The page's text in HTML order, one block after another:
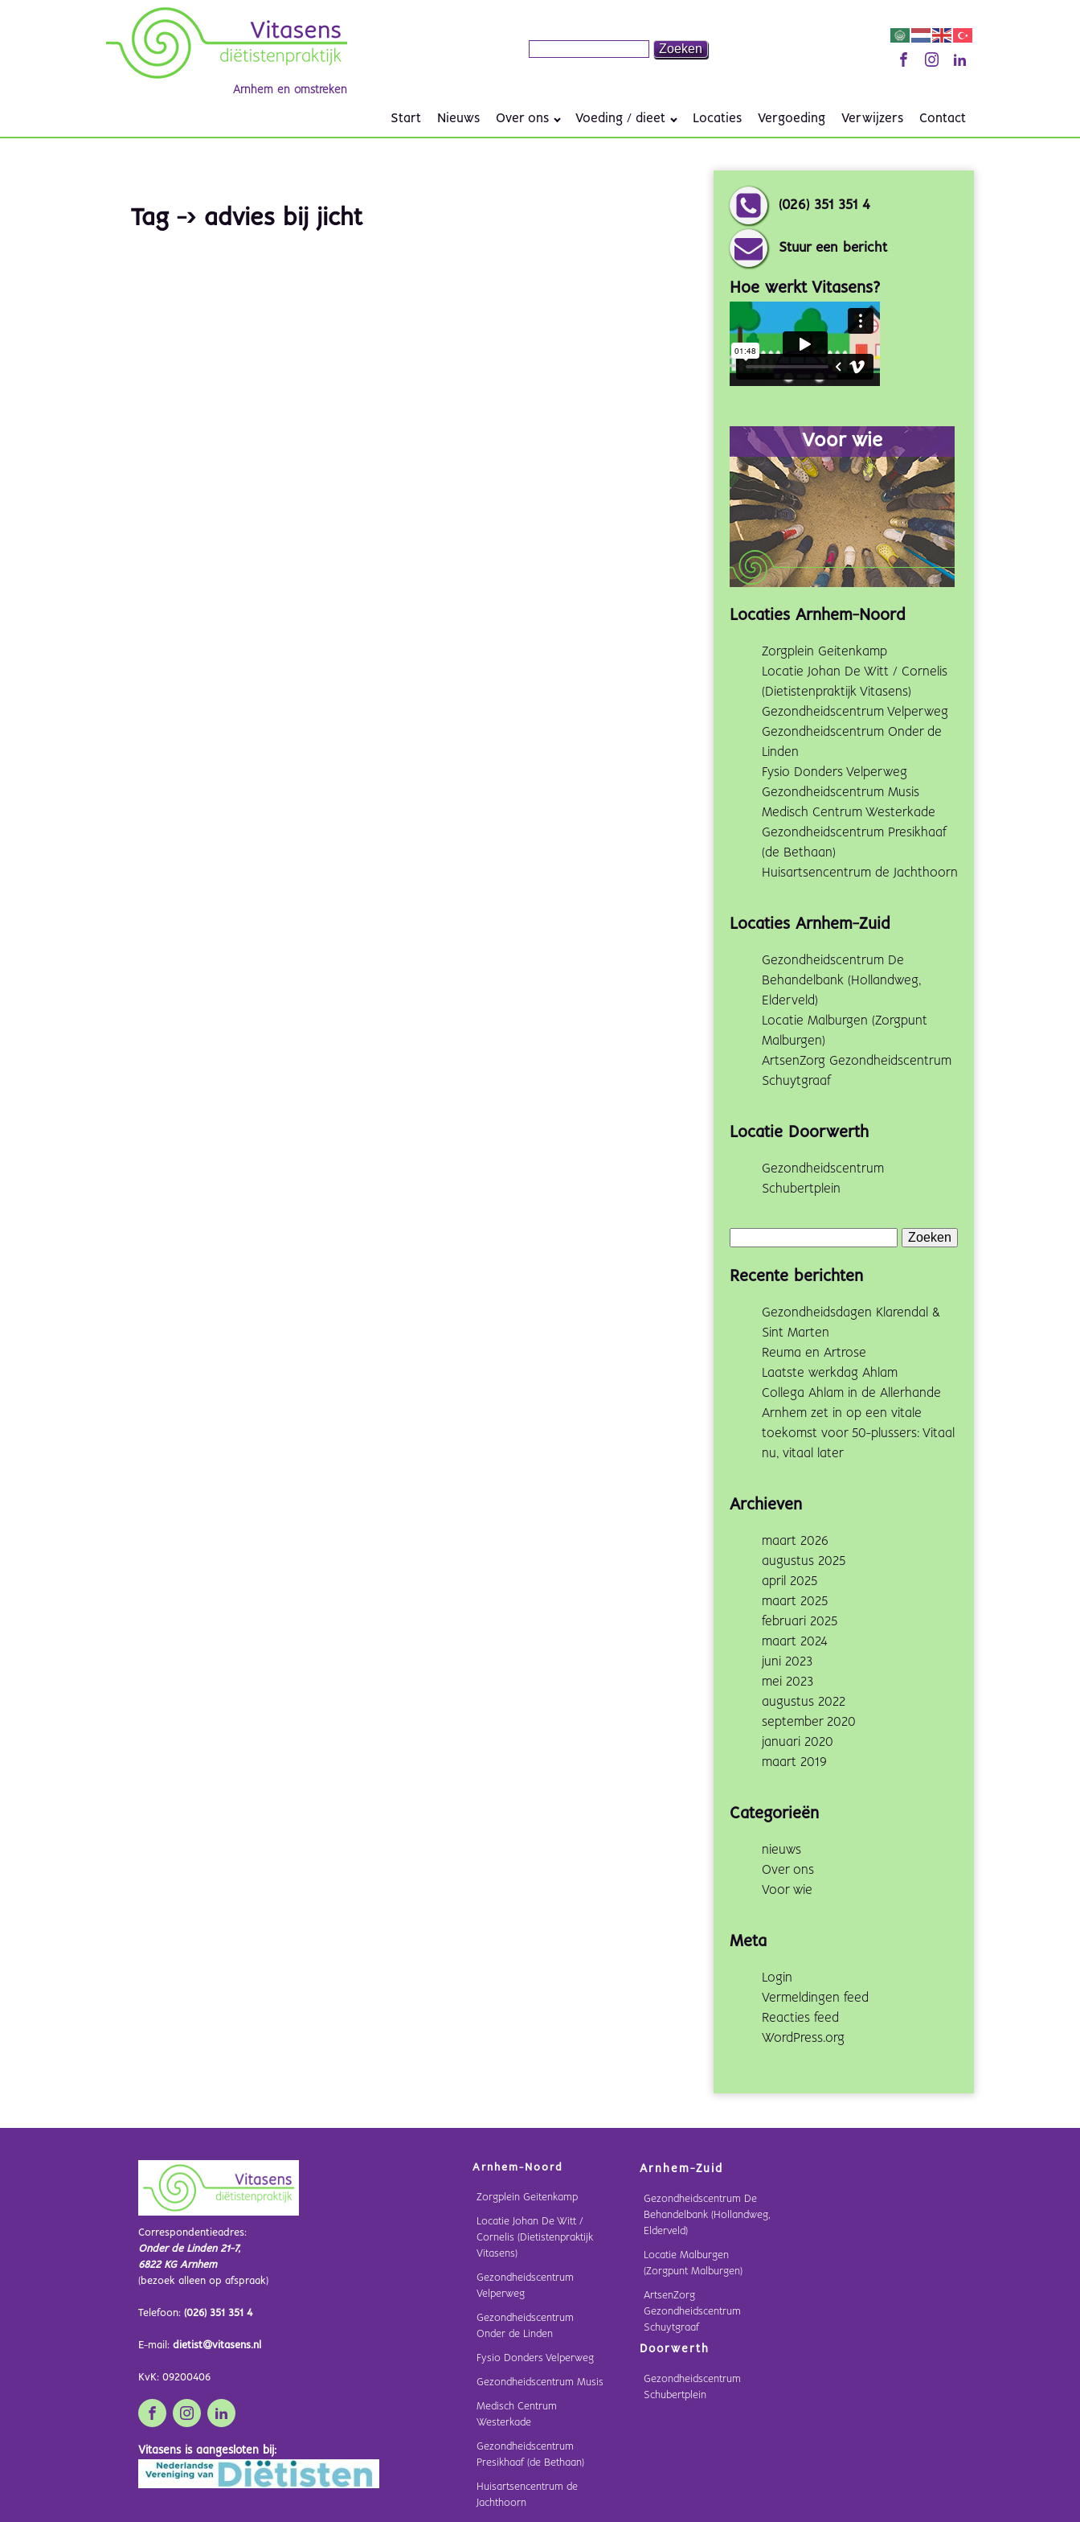
Arnhem en omstreken
Start Nieuws Over ons Voeding / dieet Locaties Vergoeding Verwijzers Contact
Tag -> advies bij jicht
(026) 351 351 4
Stuur een bericht
Hoe werkt Vitasens?
Voor wie
Locaties Arnhem-Noord
Zorgplein Geitenkamp
Locatie Johan De Witt / Cornelis
(Dietistenpraktijk Vitasens)
Gezondheidscentrum Velperweg
Gezondheidscentrum Onder de
Linden
Fysio Donders Velperweg
Gezondheidscentrum Musis
Medisch Centrum Westerkade
Gezondheidscentrum Presikhaaf
(de Bethaan)
Huisartsencentrum de Jachthoorn
Locaties Arnhem-Zuid
Gezondheidscentrum De
Behandelbank (Hollandweg,
Elderveld)
Locatie Malburgen (Zorgpunt
Malburgen)
ArtsenZorg Gezondheidscentrum
Schuytgraaf
Locatie Doorwerth
Gezondheidscentrum
Schubertplein
Recente berichten
Gezondheidsdagen Klarendal &
Sint Marten
Reuma en Artrose
Laatste werkdag Ahlam
Collega Ahlam in de Allerhande
Arnhem zet in op een vitale
toekomst voor 50-plussers: Vitaal
nu, vitaal later
Archieven
maart 2026
augustus 2025
april 2025
maart 2025
februari 2025
maart 2024
juni 2023
mei 2023
augustus 2022
september 2020
januari 2020
maart 2019
Categorieën
nieuws
Over ons
Voor wie
Meta
Login
Vermeldingen feed
Reacties feed
WordPress.org
Correspondentieadres:
Onder de Linden 21-7,
6822 KG Arnhem
(bezoek alleen op afspraak)
Telefoon: (026) 351 351 4
E-mail: dietist@vitasens.nl
KvK: 09200406
Vitasens is aangesloten bij:
Arnhem-Noord
Zorgplein Geitenkamp
Locatie Johan De Witt /
Cornelis (Dietistenpraktijk
Vitasens)
Gezondheidscentrum
Velperweg
Gezondheidscentrum
Onder de Linden
Fysio Donders Velperweg
Gezondheidscentrum Musis
Medisch Centrum
Westerkade
Gezondheidscentrum
Presikhaaf (de Bethaan)
Huisartsencentrum de
Jachthoorn
Arnhem-Zuid
Gezondheidscentrum De
Behandelbank (Hollandweg,
Elderveld)
Locatie Malburgen
(Zorgpunt Malburgen)
ArtsenZorg
Gezondheidscentrum
Schuytgraaf
Doorwerth
Gezondheidscentrum
Schubertplein